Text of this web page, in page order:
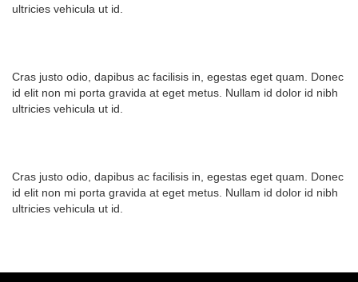
ultricies vehicula ut id.
Cras justo odio, dapibus ac facilisis in, egestas eget quam. Donec
id elit non mi porta gravida at eget metus. Nullam id dolor id nibh
ultricies vehicula ut id.
Cras justo odio, dapibus ac facilisis in, egestas eget quam. Donec
id elit non mi porta gravida at eget metus. Nullam id dolor id nibh
ultricies vehicula ut id.